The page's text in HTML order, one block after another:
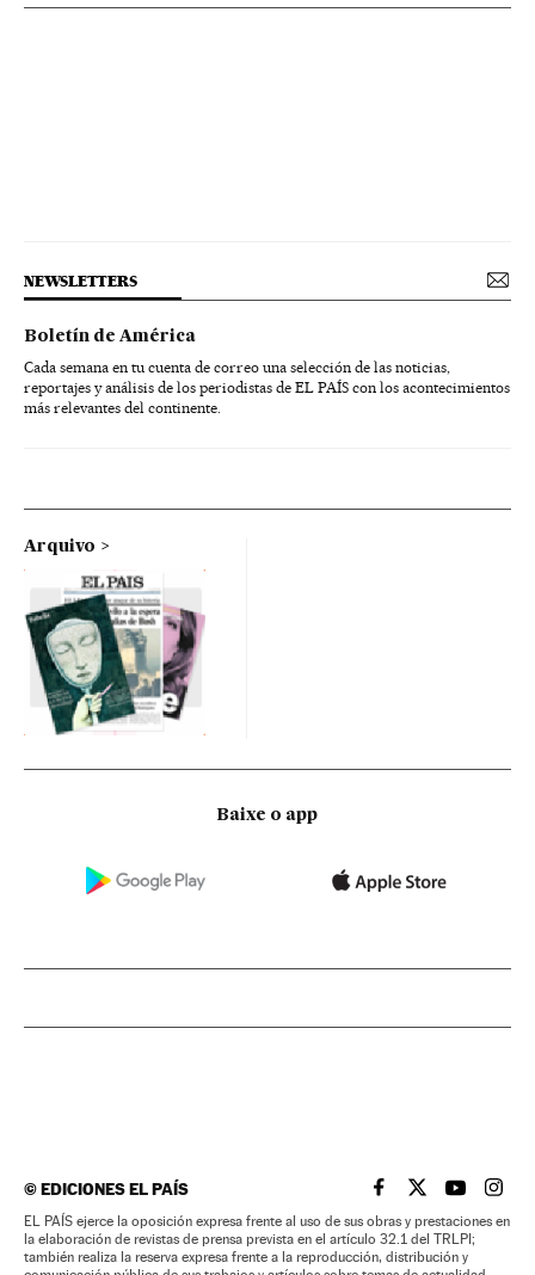
NEWSLETTERS
Boletín de América
Cada semana en tu cuenta de correo una selección de las noticias,
reportajes y análisis de los periodistas de EL PAÍS con los acontecimientos
más relevantes del continente.
Arquivo
Baixe o app
©EDICIONES EL PAÍS EL PAÍS BRASIL EN
EL PAÍSEL PAÍS
EL
EL PAÍS ejerce la oposición expresa frente al uso de sus obras y prestaciones en
la elaboración de revistas de prensa prevista en el artículo 32.1 del TRLPI;
también realiza la reserva expresa frente a la reproducción, distribución y